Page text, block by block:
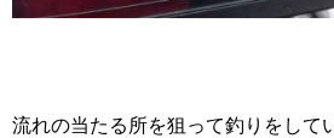
流れの当たる所を狙って釣りをして